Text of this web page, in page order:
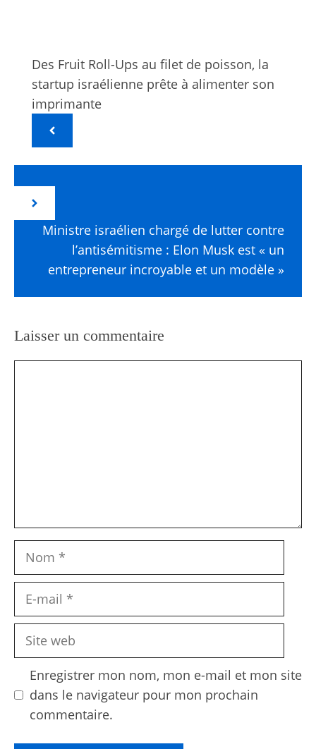
Des Fruit Roll-Ups au filet de poisson, la
startup israélienne prête à alimenter son
imprimante
Ministre israélien chargé de lutter contre
l’antisémitisme : Elon Musk est « un
entrepreneur incroyable et un modèle »
Laisser un commentaire
Nom
Site
Enregistrer mon nom, mon e-mail et mon site
dans le navigateur pour mon prochain
commentaire.